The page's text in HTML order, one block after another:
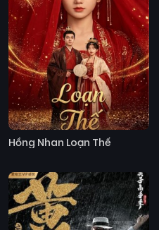
Hồng Nhan Loạn Thế